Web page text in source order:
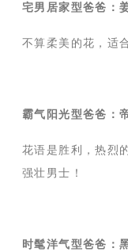
宅男居家型爸爸：
不算柔美的花，适
霸气阳光型爸爸：
花语是胜利，热烈
强壮男士！
时髦洋气型爸爸：